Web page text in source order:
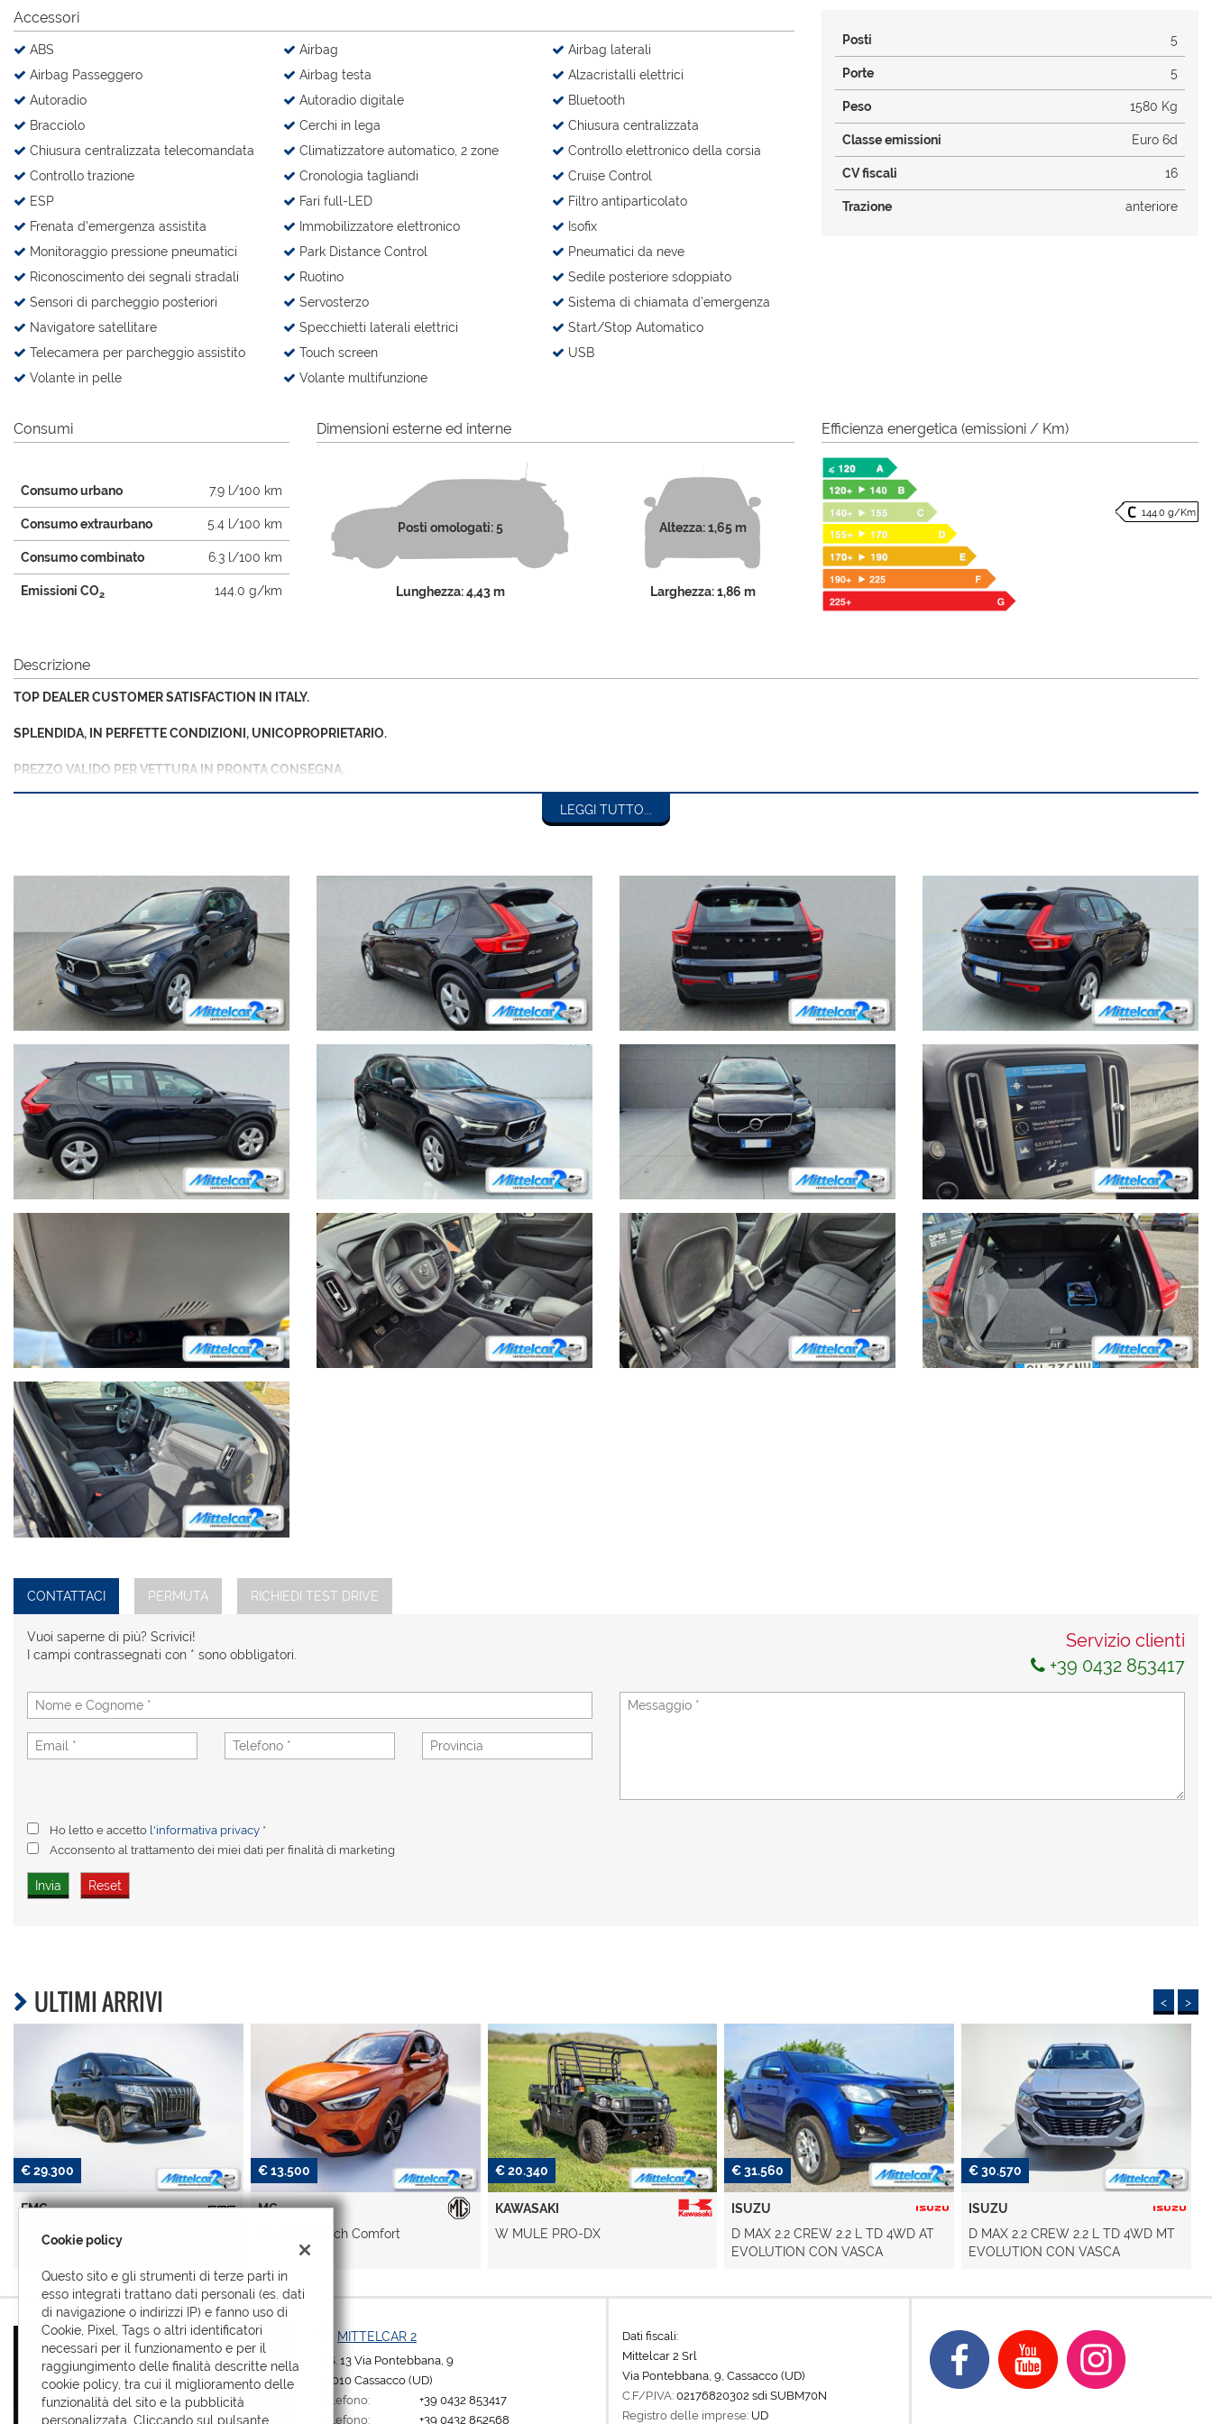
Accessori
ABS
Airbag Passeggero
Autoradio
Bracciolo
Chiusura centralizzata telecomandata
Controllo trazione
ESP
Frenata d'emergenza assistita
Monitoraggio pressione pneumatici
Riconoscimento dei segnali stradali
Sensori di parcheggio posteriori
Navigatore satellitare
Telecamera per parcheggio assistito
Volante in pelle
Airbag
Airbag testa
Autoradio digitale
Cerchi in lega
Climatizzatore automatico, 2 zone
Cronologia tagliandi
Fari full-LED
Immobilizzatore elettronico
Park Distance Control
Ruotino
Servosterzo
Specchietti laterali elettrici
Touch screen
Volante multifunzione
Airbag laterali
Alzacristalli elettrici
Bluetooth
Chiusura centralizzata
Controllo elettronico della corsia
Cruise Control
Filtro antiparticolato
Isofix
Pneumatici da neve
Sedile posteriore sdoppiato
Sistema di chiamata d'emergenza
Start/Stop Automatico
USB
Posti 5
Porte 5
Peso 1580 Kg
Classe emissioni Euro 6d
CV fiscali 16
Trazione anteriore
Consumi
Consumo urbano 7.9 l/100 km
Consumo extraurbano 5.4 l/100 km
Consumo combinato 6.3 l/100 km
Emissioni CO2 144.0 g/km
Dimensioni esterne ed interne
Posti omologati: 5
Lunghezza: 4,43 m
Altezza: 1,65 m
Larghezza: 1,86 m
Efficienza energetica (emissioni / Km)
144.0 g/Km
Descrizione
TOP DEALER CUSTOMER SATISFACTION IN ITALY.
SPLENDIDA, IN PERFETTE CONDIZIONI, UNICOPROPRIETARIO.
PREZZO VALIDO PER VETTURA IN PRONTA CONSEGNA.
LEGGI TUTTO...
CONTATTACI PERMUTA RICHIEDI TEST DRIVE
Vuoi saperne di più? Scrivici!
I campi contrassegnati con * sono obbligatori.
Servizio clienti
+39 0432 853417
Ho letto e accetto l'informativa privacy *
Acconsento al trattamento dei miei dati per finalità di marketing
ULTIMI ARRIVI < >
€ 13.500
MG
ZS 1.5 VTi-tech Comfort
€ 20.340
KAWASAKI
W MULE PRO-DX
€ 31.560
ISUZU
D MAX 2.2 CREW 2.2 L TD 4WD AT
€ 30.570
ISUZU
D MAX 2.2 CREW 2.2 L TD 4WD MT
EVOLUTION CON VASCA
€ 14.500
HYUNDAI
Tucson 1.7 CRDi DCT XPossible
MITTELCAR 2
S.S. 13 Via Pontebbana, 9
33010 Cassacco (UD)
Telefono:
+39 0432 853417
Telefono:
+39 0432 852568
Dati fiscali:
Mittelcar 2 Srl
Via Pontebbana, 9, Cassacco (UD)
C.F/P.IVA:02176820302 sdi SUBM70N
Registro delle imprese: UD
Cookie policy
Questo sito e gli strumenti di terze parti in
esso integrati trattano dati personali (es. dati
di navigazione o indirizzi IP) e fanno uso di
Cookie, Pixel, Tags o altri identificatori
necessari per il funzionamento e per il
raggiungimento delle finalità descritte nella
cookie policy, tra cui il miglioramento delle
funzionalità del sito e la pubblicità
personalizzata. Cliccando sul pulsante
questi
strumenti
di
tracciamento
rimanda
alla
cookie
Puoi
rivedere
modificare
le
tue
in
qualsiasi
Cookie necessari
Cookie delle preferenze
Cookie per il miglioramento dell'esperienza utente
Cookie di marketing